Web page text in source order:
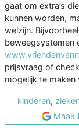
gaat om extra’s
kunnen worden,
welzijn.
beweegsystemen
prijsvraag of
mogelijk te maken
kinderen,
Maak